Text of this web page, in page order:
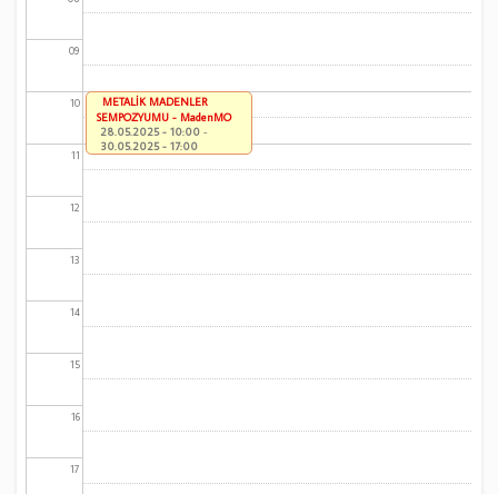
09
10
11
12
13
14
15
16
17
METALİK MADENLER
SEMPOZYUMU - MadenMO
28.05.2025 - 10:00 -
30.05.2025 - 17:00